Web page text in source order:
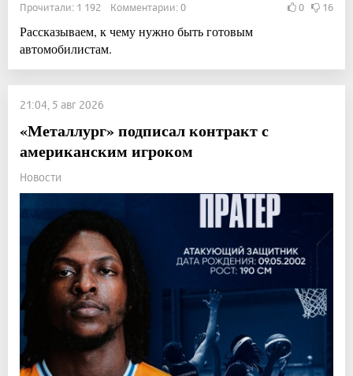
Прочитали: 1 192 Комментарии: 0 0 16
Рассказываем, к чему нужно быть готовым
автомобилистам.
21:04, 5 авг 2026
«Металлург» подписал контракт с
американским игроком
Новости